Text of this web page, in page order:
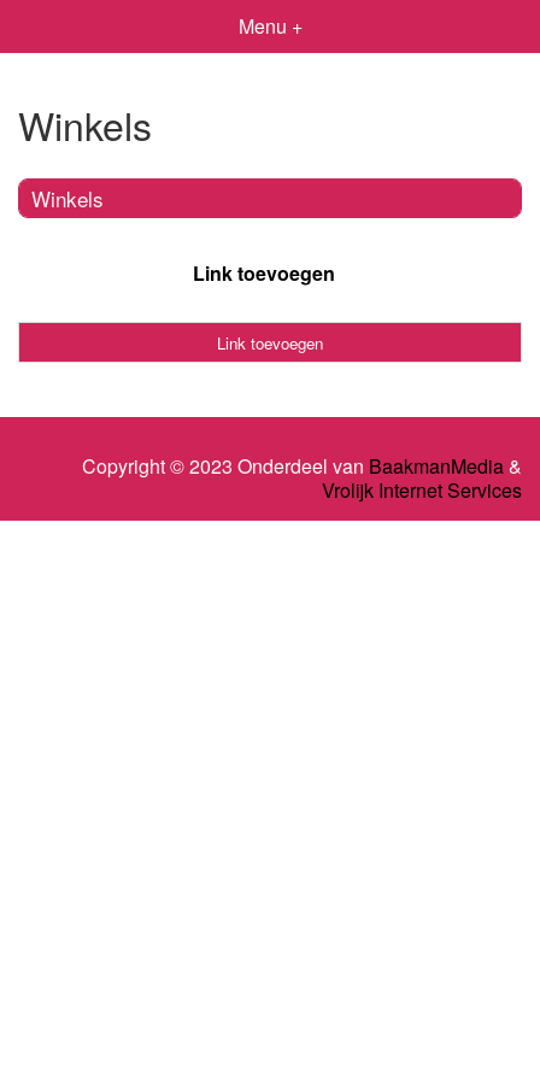
Menu +
Winkels
Winkels
Link toevoegen
Link toevoegen
Copyright © 2023 Onderdeel van BaakmanMedia&
Vrolijk Internet Services